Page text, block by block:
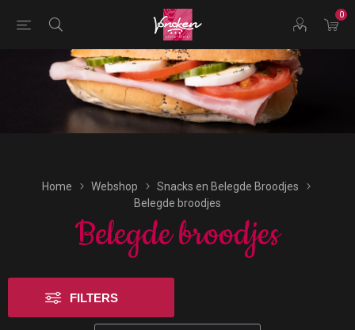
0
Bestellingen voor morgen kunnen vandaag uiterlijk tot
17:00 uur worden geplaatst.
Home Webshop
Snacks en Belegde Broodjes
Belegde broodjes
Belegde broodjes
FILTERS